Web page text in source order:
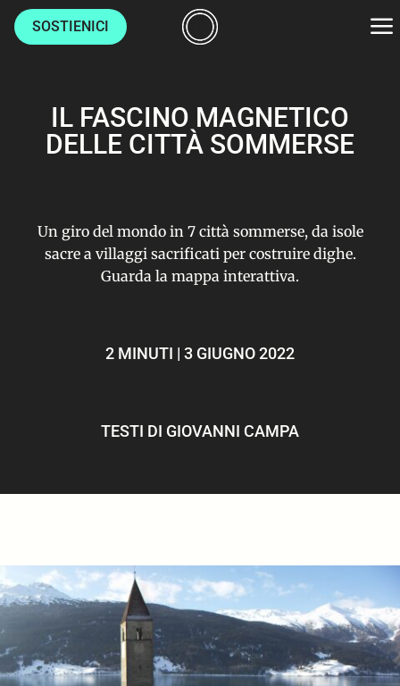
SOSTIENICI
CULTURE
VITA
CHI SIAMO
ULTIMI ARTICOLI
IL FASCINO MAGNETICO
DELLE CITTÀ SOMMERSE
Un giro del mondo in 7 città sommerse, da isole
sacre a villaggi sacrificati per costruire dighe.
Guarda la mappa interattiva.
2 MINUTI | 3 GIUGNO 2022
TESTI DI GIOVANNI CAMPA